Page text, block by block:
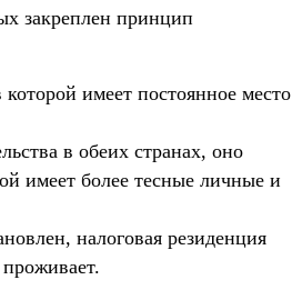
закреплен принцип
имеет постоянное место
в обеих странах, оно
имеет более тесные личные и
налоговая резиденция